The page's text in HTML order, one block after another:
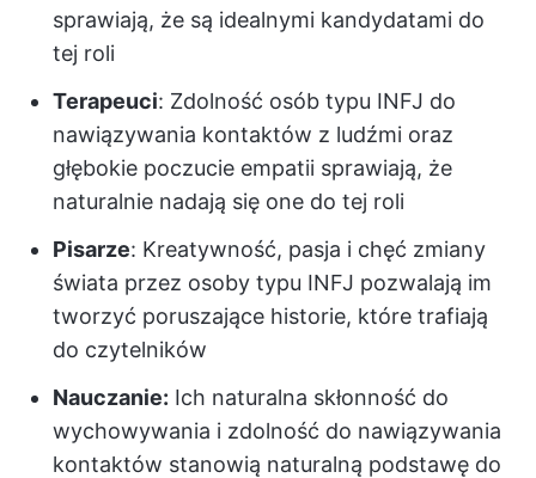
sprawiają, że są idealnymi kandydatami do
tej roli
Terapeuci: Zdolność osób typu INFJ do
nawiązywania kontaktów z ludźmi oraz
głębokie poczucie empatii sprawiają, że
naturalnie nadają się one do tej roli
Pisarze: Kreatywność, pasja i chęć zmiany
świata przez osoby typu INFJ pozwalają im
tworzyć poruszające historie, które trafiają
do czytelników
Nauczanie: Ich naturalna skłonność do
wychowywania i zdolność do nawiązywania
kontaktów stanowią naturalną podstawę do